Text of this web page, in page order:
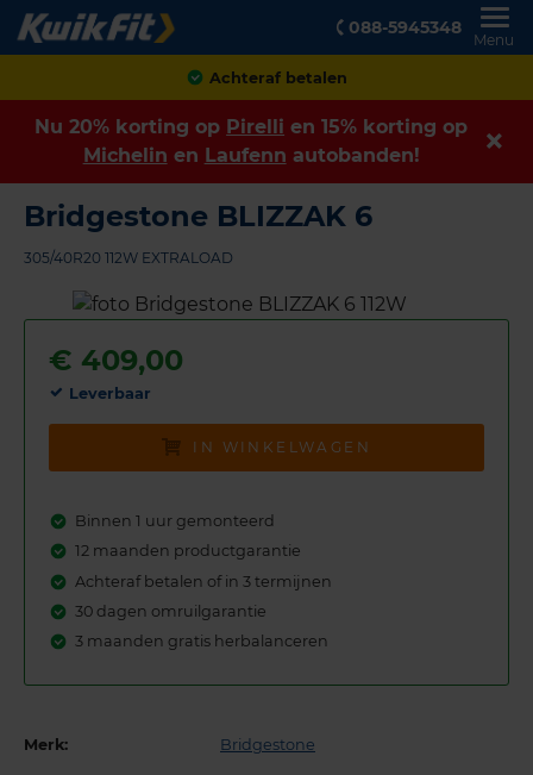
088-5945348
Menu
Achteraf betalen
Nu 20% korting op Pirelli en 15% korting op
Michelin en Laufenn autobanden!
Bridgestone BLIZZAK 6
305/40R20 112W EXTRALOAD
€ 409,00
Leverbaar
IN WINKELWAGEN
Binnen 1 uur gemonteerd
12 maanden productgarantie
Achteraf betalen of in 3 termijnen
30 dagen omruilgarantie
3 maanden gratis herbalanceren
Merk: Bridgestone